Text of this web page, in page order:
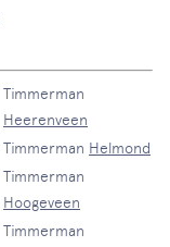
Timmerman
Heerenveen
Timmerman Helmond
Timmerman
Hoogeveen
Timmerman